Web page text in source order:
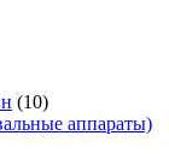
(10)
аппараты)